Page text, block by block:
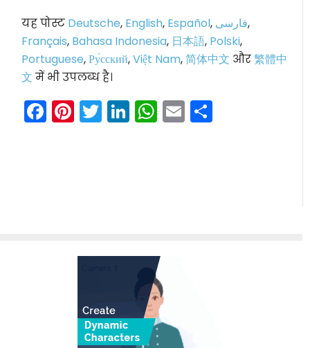
यह पोस्ट Deutsche, English, Español, فارسی,
Français, Bahasa Indonesia, 日本語, Polski,
Portuguese,Ру́сский,Việt Nam,简体中文 और繁體中
文 में भी उपलब्ध है।
Facebook
Pinterest
Twitter
LinkedIn
WhatsApp
Email